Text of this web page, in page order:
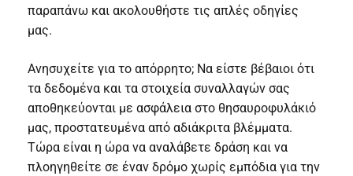
παραπάνω και ακολουθήστε τις απλές οδηγίες
μας.
Ανησυχείτε για το απόρρητο; Να είστε βέβαιοι ότι
τα δεδομένα και τα στοιχεία συναλλαγών σας
αποθηκεύονται με ασφάλεια στο θησαυροφυλάκιό
μας, προστατευμένα από αδιάκριτα βλέμματα.
Τώρα είναι η ώρα να αναλάβετε δράση και να
πλοηγηθείτε σε έναν δρόμο χωρίς εμπόδια για την